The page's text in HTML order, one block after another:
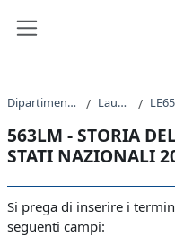
Dipartimento di Studi Umanistici Laurea Magistrale
563LM - STORIA
STATI NAZIONALI
Si prega di inserire i
seguenti campi: